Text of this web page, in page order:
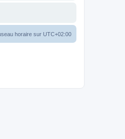
horaire sur UTC+02:00